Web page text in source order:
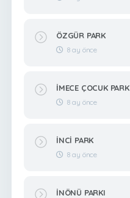
ÖZGÜR PARK
8 ay önce
İMECE ÇOCUK PARK
8 ay önce
İNCİ PARK
8 ay önce
İNÖNÜ PARKI